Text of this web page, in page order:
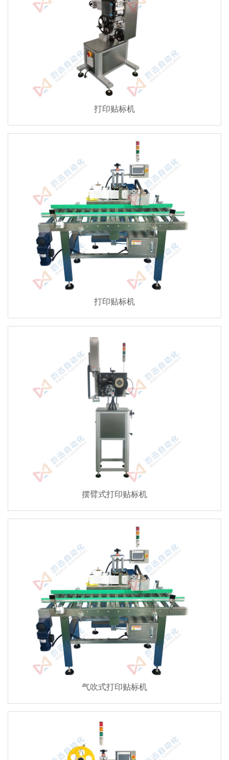
打印贴标机
打印贴标机
摆臂式打印贴标机
气吹式打印贴标机